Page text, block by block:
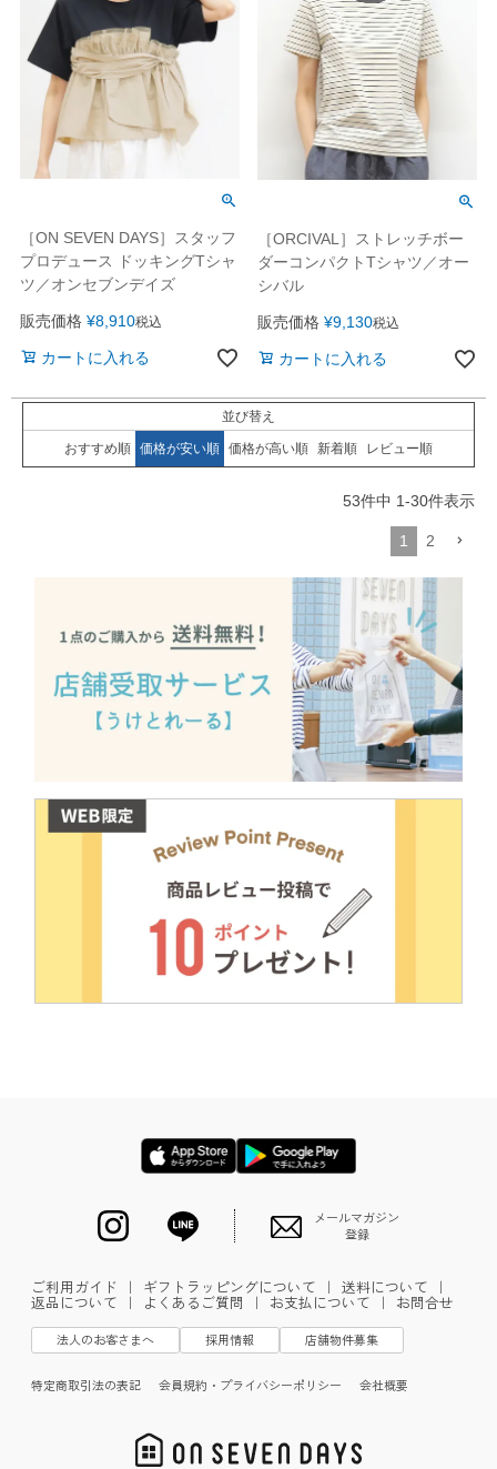
［ON SEVEN DAYS］スタッフ
プロデュース ドッキングTシャ
ツ／オンセブンデイズ
販売価格 ¥8,910税込
カートに入れる
［ORCIVAL］ストレッチボー
ダーコンパクトTシャツ／オー
シバル
販売価格 ¥9,130税込
カートに入れる
並び替え
おすすめ順 価格が安い順 価格が高い順 新着順 レビュー順
53件中 1-30件表示
1 2
メールマガジン
登録
ご利用ガイド ｜ ギフトラッピングについて ｜ 送料について ｜
返品について ｜ よくあるご質問 ｜ お支払について ｜ お問合せ
法人のお客さまへ 採用情報 店舗物件募集
特定商取引法の表記 会員規約・プライバシーポリシー 会社概要